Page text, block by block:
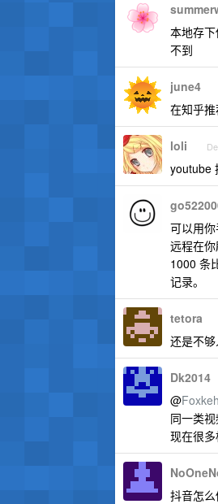
本地存
不到
june4
在知乎
loli
youtube
可以用你
远程在
1000 条
记录。
tetora
还是不
Dk2014
@Foxkeh
同一类
现在很
抖音怎